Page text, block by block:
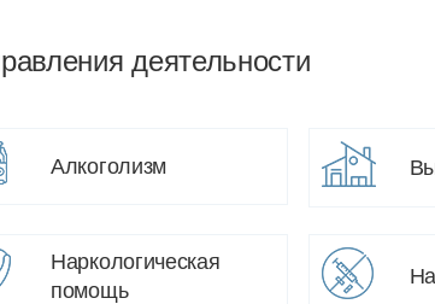
деятельности
Алкоголизм
Наркологическая
помощь